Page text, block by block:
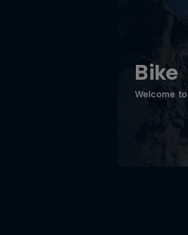
Bike
Welcome